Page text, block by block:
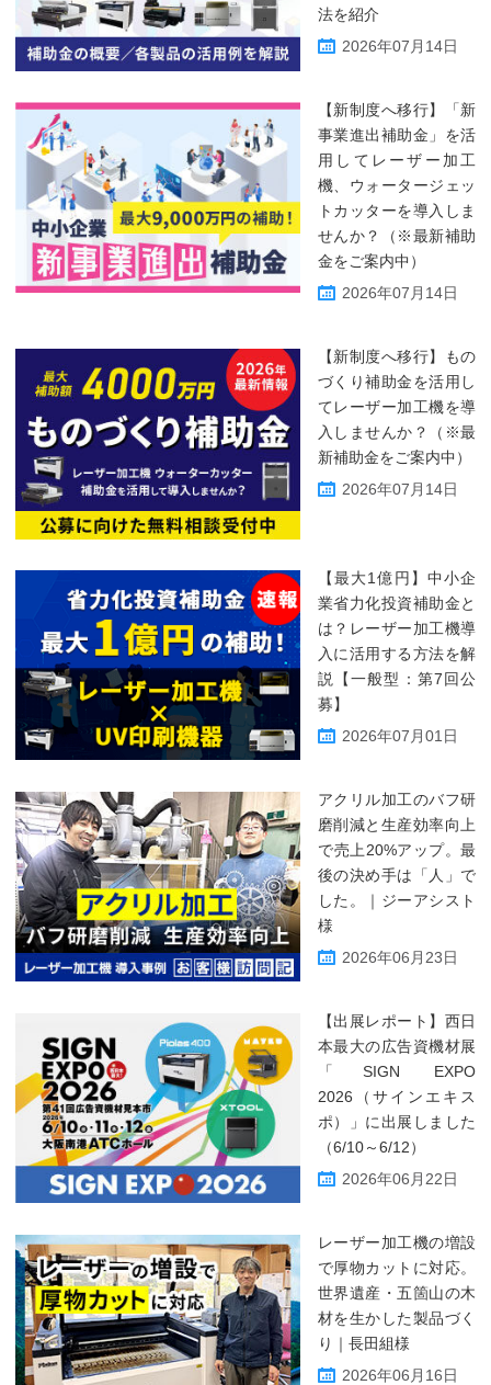
法を紹介
2026年07月14日
【新制度へ移行】「新
事業進出補助金」を活
用してレーザー加工
機、ウォータージェッ
トカッターを導入しま
せんか？（※最新補助
金をご案内中）
2026年07月14日
【新制度へ移行】もの
づくり補助金を活用し
てレーザー加工機を導
入しませんか？（※最
新補助金をご案内中）
2026年07月14日
【最大1億円】中小企
業省力化投資補助金と
は？レーザー加工機導
入に活用する方法を解
説【一般型：第7回公
募】
2026年07月01日
アクリル加工のバフ研
磨削減と生産効率向上
で売上20%アップ。最
後の決め手は「人」で
した。｜ジーアシスト
様
2026年06月23日
【出展レポート】西日
本最大の広告資機材展
「SIGN EXPO
2026（サインエキス
ポ）」に出展しました
（6/10～6/12）
2026年06月22日
レーザー加工機の増設
で厚物カットに対応。
世界遺産・五箇山の木
材を生かした製品づく
り｜長田組様
2026年06月16日